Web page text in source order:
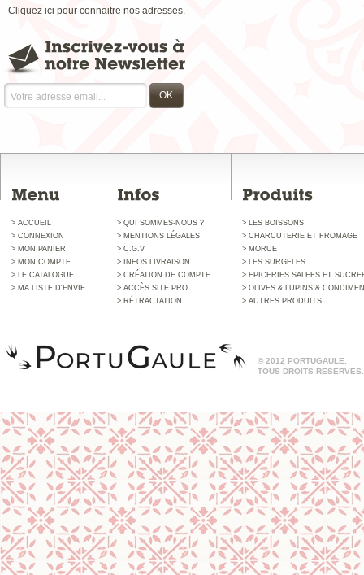
Cliquez ici pour connaitre nos adresses.
OK
> ACCUEIL
> CONNEXION
> MON PANIER
> MON COMPTE
> LE CATALOGUE
> MA LISTE D'ENVIE
> QUI SOMMES-NOUS ?
> MENTIONS LÉGALES
> C.G.V
> INFOS LIVRAISON
> CRÉATION DE COMPTE
> ACCÈS SITE PRO
> RÉTRACTATION
> LES BOISSONS
> CHARCUTERIE ET FROMAGE
> MORUE
> LES SURGELES
> EPICERIES SALEES ET
> OLIVES & LUPINS &
> AUTRES PRODUITS
© 2012 PORTUGAULE.
TOUS DROITS RESERVES.